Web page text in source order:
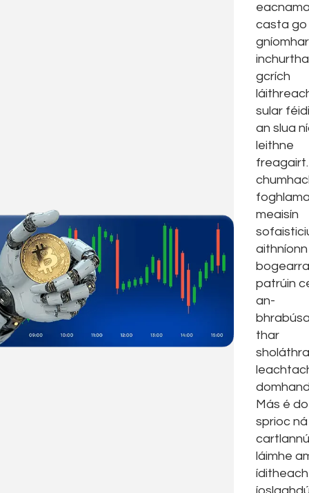
casta go
gcrích
sular
an slua
leithne
meaisín
patrúin
an-
thar
Más é do
sprioc ná
cartlannú
láimhe